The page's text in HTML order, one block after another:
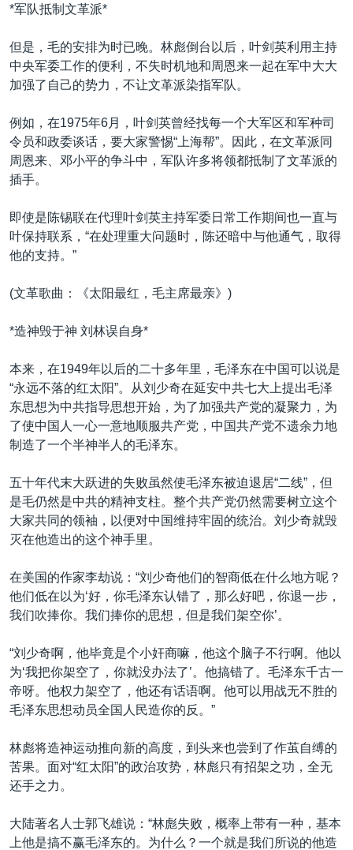
*军队抵制文革派*
但是，毛的安排为时已晚。林彪倒台以后，叶剑英利用主持
中央军委工作的便利，不失时机地和周恩来一起在军中大大
加强了自己的势力，不让文革派染指军队。
例如，在1975年6月，叶剑英曾经找每一个大军区和军种司
令员和政委谈话，要大家警惕“上海帮”。因此，在文革派同
周恩来、邓小平的争斗中，军队许多将领都抵制了文革派的
插手。
即使是陈锡联在代理叶剑英主持军委日常工作期间也一直与
叶保持联系，“在处理重大问题时，陈还暗中与他通气，取得
他的支持。”
(文革歌曲：《太阳最红，毛主席最亲》)
*造神毁于神 刘林误自身*
本来，在1949年以后的二十多年里，毛泽东在中国可以说是
“永远不落的红太阳”。从刘少奇在延安中共七大上提出毛泽
东思想为中共指导思想开始，为了加强共产党的凝聚力，为
了使中国人一心一意地顺服共产党，中国共产党不遗余力地
制造了一个半神半人的毛泽东。
五十年代末大跃进的失败虽然使毛泽东被迫退居“二线”，但
是毛仍然是中共的精神支柱。整个共产党仍然需要树立这个
大家共同的领袖，以便对中国维持牢固的统治。刘少奇就毁
灭在他造出的这个神手里。
在美国的作家李劫说：“刘少奇他们的智商低在什么地方呢？
他们低在以为‘好，你毛泽东认错了，那么好吧，你退一步，
我们吹捧你。我们捧你的思想，但是我们架空你’。
“刘少奇啊，他毕竟是个小奸商嘛，他这个脑子不行啊。他以
为‘我把你架空了，你就没办法了’。他搞错了。毛泽东千古一
帝呀。他权力架空了，他还有话语啊。他可以用战无不胜的
毛泽东思想动员全国人民造你的反。”
林彪将造神运动推向新的高度，到头来也尝到了作茧自缚的
苦果。面对“红太阳”的政治攻势，林彪只有招架之功，全无
还手之力。
大陆著名人士郭飞雄说：“林彪失败，概率上带有一种，基本
上他是搞不赢毛泽东的。为什么？一个就是我们所说的他造